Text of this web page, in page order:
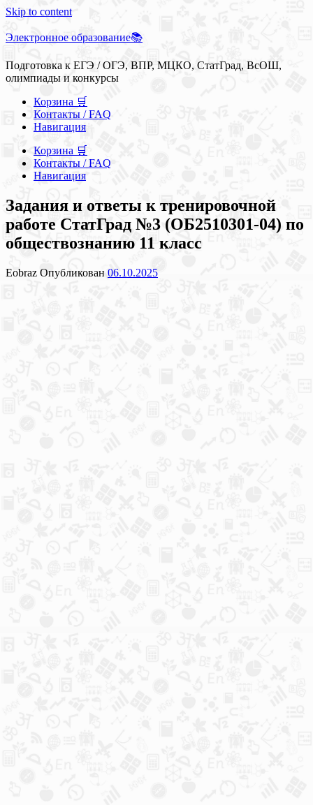
Skip to content
Электронное образование📚
Подготовка к ЕГЭ / ОГЭ, ВПР, МЦКО, СтатГрад, ВсОШ,
олимпиады и конкурсы
Корзина 🛒
Контакты / FAQ
Навигация
Корзина 🛒
Контакты / FAQ
Навигация
Задания и ответы к тренировочной
работе СтатГрад №3 (ОБ2510301-04) по
обществознанию 11 класс
Eobraz Опубликован 06.10.2025